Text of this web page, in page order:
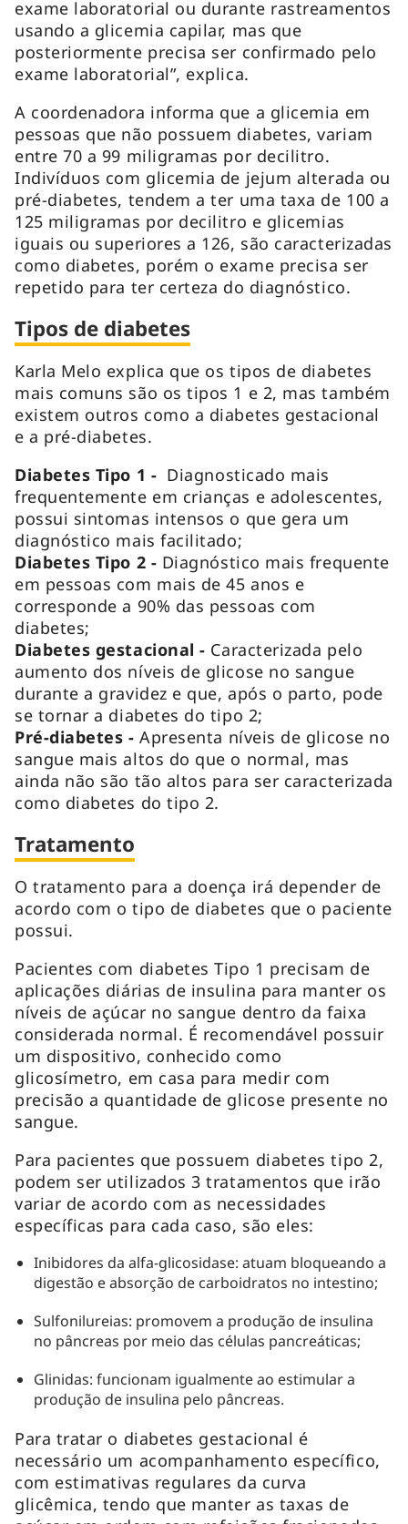
exame laboratorial ou durante rastreamentos
usando a glicemia capilar, mas que
posteriormente precisa ser confirmado pelo
exame laboratorial”, explica.
A coordenadora informa que a glicemia em
pessoas que não possuem diabetes, variam
entre 70 a 99 miligramas por decilitro.
Indivíduos com glicemia de jejum alterada ou
pré-diabetes, tendem a ter uma taxa de 100 a
125 miligramas por decilitro e glicemias
iguais ou superiores a 126, são caracterizadas
como diabetes, porém o exame precisa ser
repetido para ter certeza do diagnóstico.
Tipos de diabetes
Karla Melo explica que os tipos de diabetes
mais comuns são os tipos 1 e 2, mas também
existem outros como a diabetes gestacional
e a pré-diabetes.
Diabetes Tipo 1 - Diagnosticado mais
frequentemente em crianças e adolescentes,
possui sintomas intensos o que gera um
diagnóstico mais facilitado;
Diabetes Tipo 2 - Diagnóstico mais frequente
em pessoas com mais de 45 anos e
corresponde a 90% das pessoas com
diabetes;
Diabetes gestacional - Caracterizada pelo
aumento dos níveis de glicose no sangue
durante a gravidez e que, após o parto, pode
se tornar a diabetes do tipo 2;
Pré-diabetes - Apresenta níveis de glicose no
sangue mais altos do que o normal, mas
ainda não são tão altos para ser caracterizada
como diabetes do tipo 2.
Tratamento
O tratamento para a doença irá depender de
acordo com o tipo de diabetes que o paciente
possui.
Pacientes com diabetes Tipo 1 precisam de
aplicações diárias de insulina para manter os
níveis de açúcar no sangue dentro da faixa
considerada normal. É recomendável possuir
um dispositivo, conhecido como
glicosímetro, em casa para medir com
precisão a quantidade de glicose presente no
sangue.
Para pacientes que possuem diabetes tipo 2,
podem ser utilizados 3 tratamentos que irão
variar de acordo com as necessidades
específicas para cada caso, são eles:
Inibidores da alfa-glicosidase: atuam bloqueando a
digestão e absorção de carboidratos no intestino;
Sulfonilureias: promovem a produção de insulina
no pâncreas por meio das células pancreáticas;
Glinidas: funcionam igualmente ao estimular a
produção de insulina pelo pâncreas.
Para tratar o diabetes gestacional é
necessário um acompanhamento específico,
com estimativas regulares da curva
glicêmica, tendo que manter as taxas de